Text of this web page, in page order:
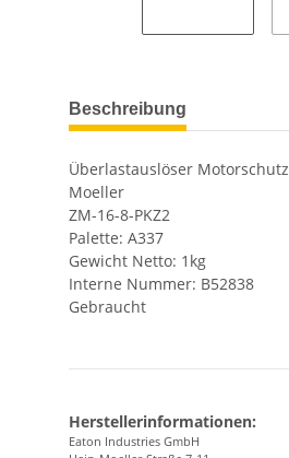
Beschreibung
Überlastauslöser Motorschutz
Moeller
ZM-16-8-PKZ2
Palette: A337
Gewicht Netto: 1kg
Interne Nummer: B52838
Gebraucht
Herstellerinformationen:
Eaton Industries GmbH